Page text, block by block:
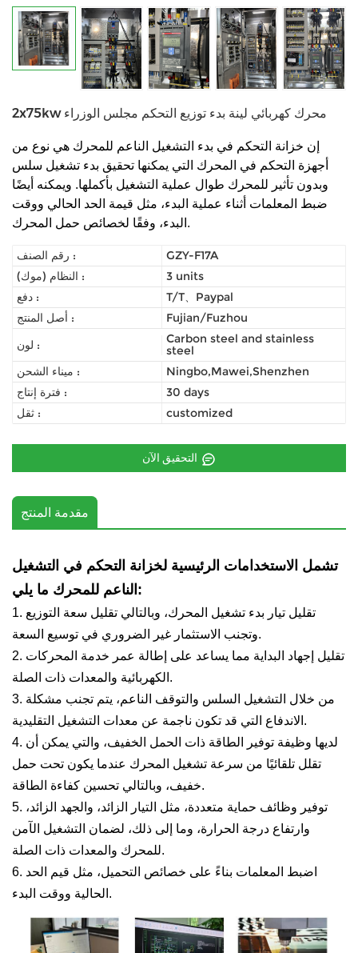
2x75kw محرك كهربائي لينة بدء توزيع التحكم مجلس الوزراء
إن خزانة التحكم في بدء التشغيل الناعم للمحرك هي نوع من
أجهزة التحكم في المحرك التي يمكنها تحقيق بدء تشغيل سلس
وبدون تأثير للمحرك طوال عملية التشغيل بأكملها. ويمكنه أيضًا
ضبط المعلمات أثناء عملية البدء، مثل قيمة الحد الحالي ووقت
البدء، وفقًا لخصائص حمل المحرك.
رقم الصنف :
GZY-F17A
النظام (موك) :
3 units
دفع :
T/T、Paypal
أصل المنتج :
Fujian/Fuzhou
لون :
Carbon steel and stainless
steel
ميناء الشحن :
Ningbo,Mawei,Shenzhen
فترة إنتاج :
30 days
ثقل :
customized
مقدمة المنتج
تشمل الاستخدامات الرئيسية لخزانة التحكم في التشغيل
الناعم للمحرك ما يلي:
1. تقليل تيار بدء تشغيل المحرك، وبالتالي تقليل سعة التوزيع
وتجنب الاستثمار غير الضروري في توسيع السعة.
2. تقليل إجهاد البداية مما يساعد على إطالة عمر خدمة المحركات
الكهربائية والمعدات ذات الصلة.
3. من خلال التشغيل السلس والتوقف الناعم، يتم تجنب مشكلة
الاندفاع التي قد تكون ناجمة عن معدات التشغيل التقليدية.
4. لديها وظيفة توفير الطاقة ذات الحمل الخفيف، والتي يمكن أن
تقلل تلقائيًا من سرعة تشغيل المحرك عندما يكون تحت حمل
خفيف، وبالتالي تحسين كفاءة الطاقة.
5. توفير وظائف حماية متعددة، مثل التيار الزائد، والجهد الزائد،
وارتفاع درجة الحرارة، وما إلى ذلك، لضمان التشغيل الآمن
للمحرك والمعدات ذات الصلة.
6. اضبط المعلمات بناءً على خصائص التحميل، مثل قيم الحد
الحالية ووقت البدء.